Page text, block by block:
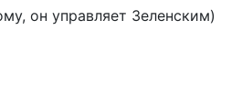
он управляет Зеленским)